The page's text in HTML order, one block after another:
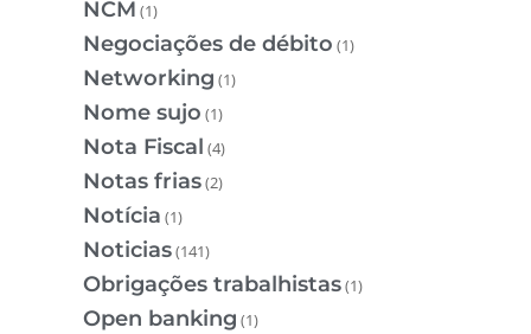
NCM (1)
Negociações de débito (1)
Networking (1)
Nome sujo (1)
Nota Fiscal (4)
Notas frias(2)
Notícia (1)
Noticias(141)
Obrigações trabalhistas(1)
Open banking (1)